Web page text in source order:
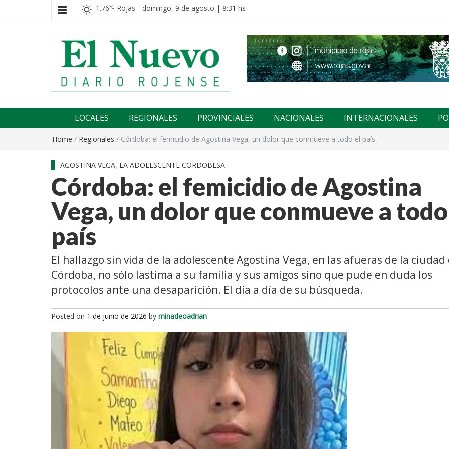
1.76℃ Rojas domingo, 9 de agosto | 8:31 hs
El nuevo rojense
LOCALES REGIONALES PROVINCIALES NACIONALES INTERNACIONALES
Home / Regionales / Córdoba: el femicidio de Agostina Vega, un dolor que conmueve a todo el país
AGOSTINA VEGA, LA ADOLESCENTE CORDOBESA.
Córdoba: el femicidio de Agostina
Vega, un dolor que conmueve a
país
El hallazgo sin vida de la adolescente Agostina Vega, en las afueras de la ciudad
Córdoba, no sólo lastima a su familia y sus amigos sino que pude en duda los
protocolos ante una desaparición. El día a día de su búsqueda.
Posted on 1 de junio de 2026 by minadeoadrian